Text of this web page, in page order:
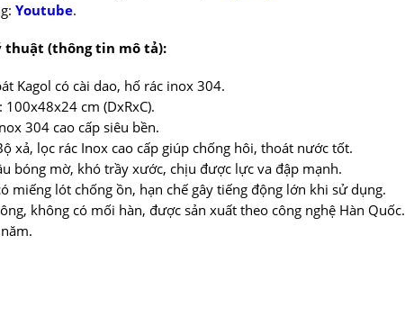
Youtube.
thuật (thông tin mô tả):
Kagol có cài dao, hố rác inox 304.
100x48x24 cm (DxRxC).
304 cao cấp siêu bền.
xả, lọc rác Inox cao cấp giúp chống hôi, thoát nước tốt.
bóng mờ, khó trầy xước, chịu được lực va đập mạnh.
miếng lót chống ồn, hạn chế gây tiếng động lớn khi sử dụng.
không có mối hàn, được sản xuất theo công nghệ Hàn Quốc.